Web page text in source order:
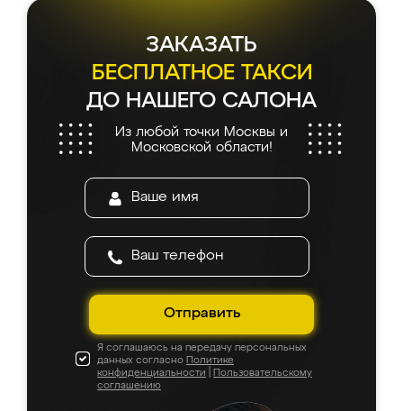
ЗАКАЗАТЬ
БЕСПЛАТНОЕ ТАКСИ
ДО НАШЕГО САЛОНА
Из любой точки Москвы и
Московской области!
Отправить
Я соглашаюсь на передачу персональных
данных согласно Политике
конфиденциальности
Пользовательскому
соглашению